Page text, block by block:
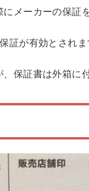
メーカーの保証
証が有効とされま
保証書は外箱に